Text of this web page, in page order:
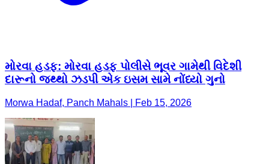
મોરવા હડફ: મોરવા હડફ પોલીસે ભૂવર ગામેથી વિદેશી
દારૂનો જથ્થો ઝડપી એક ઇસમ સામે નોંધ્યો ગુનો
Morwa Hadaf, Panch Mahals | Feb 15, 2026